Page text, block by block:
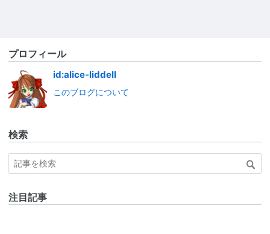
プロフィール
id:alice-liddell
このブログについて
検索
注目記事